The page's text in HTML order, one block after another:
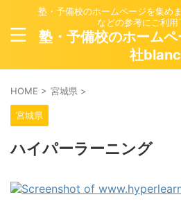
塾・予備校のホームページを集め
などの参考にご利用
塾・予備校のホーム
社blanc
HOME > 宮城県 >
宮城県
ハイパーラーニング